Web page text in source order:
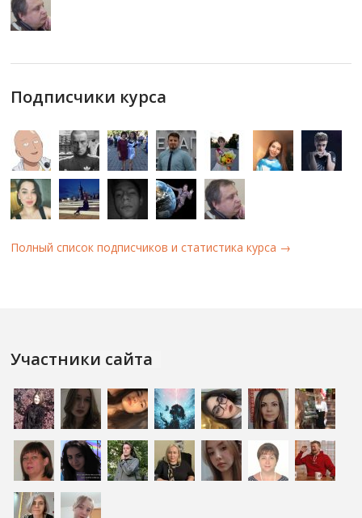
Подписчики курса
Полный список подписчиков и статистика курса →
Участники сайта